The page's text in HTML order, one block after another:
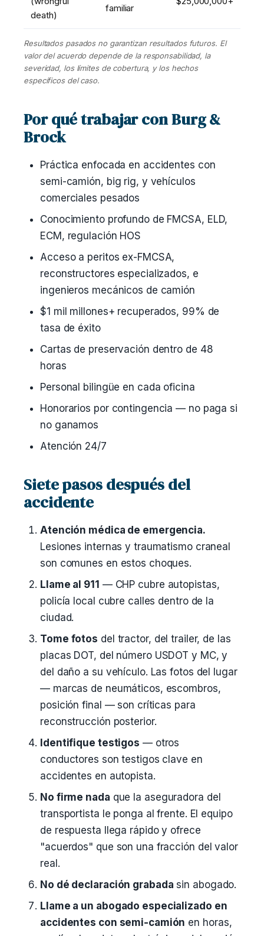
death)
familiar
Resultados pasados no garantizan resultados futuros. El
valor del acuerdo depende de la responsabilidad, la
severidad, los límites de cobertura, y los hechos
específicos del caso.
Por qué trabajar con Burg &
Brock
Práctica enfocada en accidentes con
semi-camión, big rig, y vehículos
comerciales pesados
Conocimiento profundo de FMCSA, ELD,
ECM, regulación HOS
Acceso a peritos ex-FMCSA,
reconstructores especializados, e
ingenieros mecánicos de camión
$1 mil millones+ recuperados, 99% de
tasa de éxito
Cartas de preservación dentro de 48
horas
Personal bilingüe en cada oficina
Honorarios por contingencia — no paga si
no ganamos
Atención 24/7
Siete pasos después del
accidente
Atención médica de emergencia.
Lesiones internas y traumatismo craneal
son comunes en estos choques.
Llame al 911 — CHP cubre autopistas,
policía local cubre calles dentro de la
ciudad.
Tome fotos del tractor, del trailer, de las
placas DOT, del número USDOT y MC, y
del daño a su vehículo. Las fotos del lugar
— marcas de neumáticos, escombros,
posición final — son críticas para
reconstrucción posterior.
Identifique testigos — otros
conductores son testigos clave en
accidentes en autopista.
No firme nada que la aseguradora del
transportista le ponga al frente. El equipo
de respuesta llega rápido y ofrece
"acuerdos" que son una fracción del valor
real.
No dé declaración grabada sin abogado.
Llame a un abogado especializado en
accidentes con semi-camión en horas,